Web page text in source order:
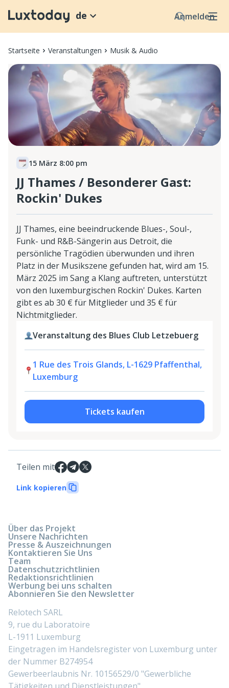
Anmelden
de
Startseite Veranstaltungen Musik & Audio
15 März 8:00 pm
JJ Thames / Besonderer Gast:
Rockin' Dukes
JJ Thames, eine beeindruckende Blues-, Soul-,
Funk- und R&B-Sängerin aus Detroit, die
persönliche Tragödien überwunden und ihren
Platz in der Musikszene gefunden hat, wird am 15.
März 2025 im Sang a Klang auftreten, unterstützt
von den luxemburgischen Rockin' Dukes. Karten
gibt es ab 30 € für Mitglieder und 35 € für
Nichtmitglieder.
Veranstaltung des Blues Club Letzebuerg
1 Rue des Trois Glands, L-1629 Pfaffenthal,
Luxemburg
Tickets kaufen
Teilen mit
Link kopieren
Über das Projekt
Unsere Nachrichten
Presse & Auszeichnungen
Kontaktieren Sie Uns
Team
Datenschutzrichtlinien
Redaktionsrichtlinien
Werbung bei uns schalten
Abonnieren Sie den Newsletter
Relotech SARL
9, rue du Laboratoire
L-1911 Luxemburg
Eingetragen im Handelsregister von Luxemburg unter
der Nummer B274954
Gewerbeerlaubnis Nr. 10156529/0 "Gewerbliche